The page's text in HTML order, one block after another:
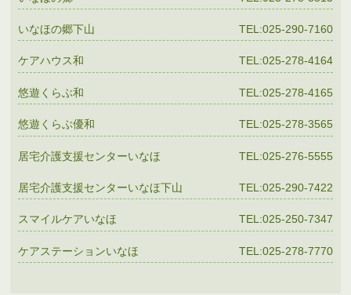
いなほの郷下山 TEL:025-290-7160
ケアハウス和 TEL:025-278-4164
悠遊くらぶ和 TEL:025-278-4165
悠遊くらぶ優和 TEL:025-278-3565
居宅介護支援センターいなほ TEL:025-276-5555
居宅介護支援センターいなほ下山 TEL:025-290-7422
スマイルケアいなほ TEL:025-250-7347
ケアステーションいなほ TEL:025-278-7770